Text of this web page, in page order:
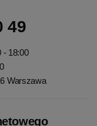
49
- 18:00
Warszawa